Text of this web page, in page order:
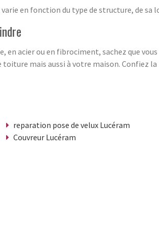
en fonction du type de structure, de sa
acier ou en fibrociment, sachez que vous
mais aussi à votre maison. Confiez
reparation pose de velux Lucéram
Couvreur Lucéram